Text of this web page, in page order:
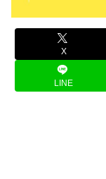
X
LINE